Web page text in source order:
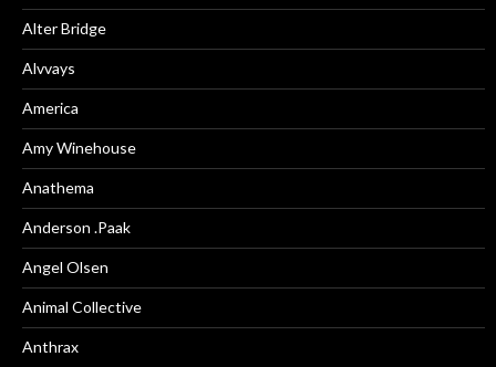
Alter Bridge
Alvvays
America
Amy Winehouse
Anathema
Anderson .Paak
Angel Olsen
Animal Collective
Anthrax